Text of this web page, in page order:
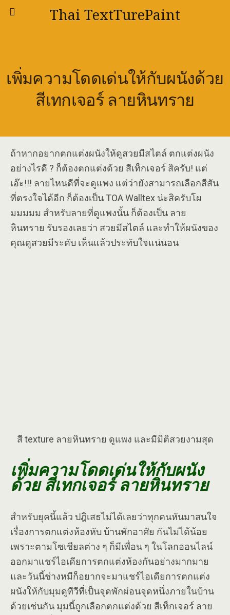
Thai TextTurePaint
เพิ่มความโดดเด่นให้กับผนังด้วย
สีเทกเจอร์ ลายหินทราย
ถ้าหากอยากตกแต่งผนังให้ดูสวยมีสไตล์ ตกแต่งผนัง
อย่างไรดี ? ก็ต้องตกแต่งด้วย สีเท็กเจอร์ สิครับ! แต่
เอ๊ะ!!! ลายไหนดีที่จะดูแพง แต่ว่ายังสามารถเลือกสีสัน
ที่ตรงใจได้อีก ก็ต้องเป็น TOA Walltex น่ะสิครับโผ
มมมมม สำหรับลายที่ดูแพงนั้น ก็ต้องเป็น ลาย
หินทราย รับรองเลยว่า สวยมีสไตล์ และทำให้ผนังของ
คุณดูสวยมีระดับ เห็นแล้วประทับใจแน่นอน
สี texture ลายหินทราย ดูแพง และมีมิติสวยงามสุด
เพิ่มความโดดเด่นให้กับผนัง
ด้วย สีเทกเจอร์ ลายหินทราย
สำหรับยุคนี้แล้ว ปฎิเสธไม่ได้เลยว่าทุกคนหันมาสนใจ
เรื่องการตกแต่งห้องหับ บ้านพักอาศัย กันไม่ได้น้อย
เพราะตามโซเชียลต่าง ๆ ก็มีเพื่อน ๆ ในโลกออนไลน์
ออกมาแชร์ไอเดียการตกแต่งห้องกันอย่างมากมาย
และวันนี้ช่างหมีก็อยากจะมาแชร์ไอเดียการตกแต่ง
ผนังให้กับมุมดูทีวีที่เป็นจุดพักผ่อนจุดหนึ่งภายในบ้าน
ด้วยเช่นกัน มุมนี้ถูกเลือกตกแต่งด้วย สีเท็กเจอร์ ลาย